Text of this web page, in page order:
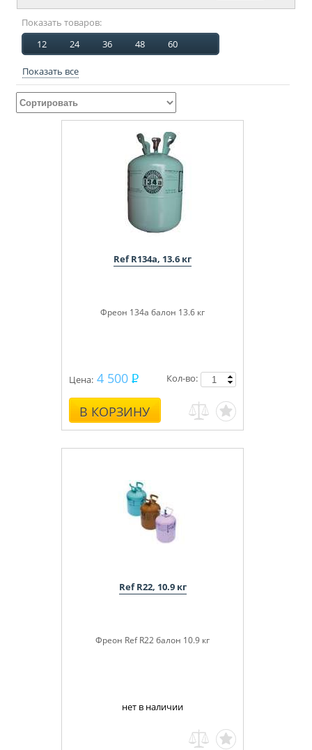
Показать товаров:
12
24 36 48 60
Показать все
Ref R134a, 13.6 кг
Фреон 134a балон 13.6 кг
Цена: 4 500
В КОРЗИНУ
Кол-во:
Ref R22, 10.9 кг
Фреон Ref R22 балон 10.9 кг
нет в наличии